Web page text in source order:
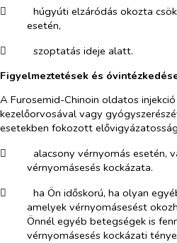
​
húgyúti elzáródás okozta
esetén,
​
szoptatás ideje alatt.
Figyelmeztetések és
A Furosemid-Chinoin oldatos
kezelőorvosával vagy
esetekben fokozott
​
alacsony vérnyomás esetén,
vérnyomásesés kockázata.
​
ha Ön időskorú, ha olyan
amelyek vérnyomásesést
Önnél egyéb betegségek is
vérnyomásesés kockázati